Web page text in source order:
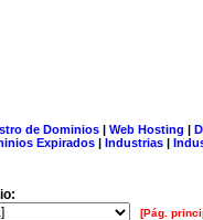
de Dominios| Web Hosting |
Expirados | Industrias |
[Pág.